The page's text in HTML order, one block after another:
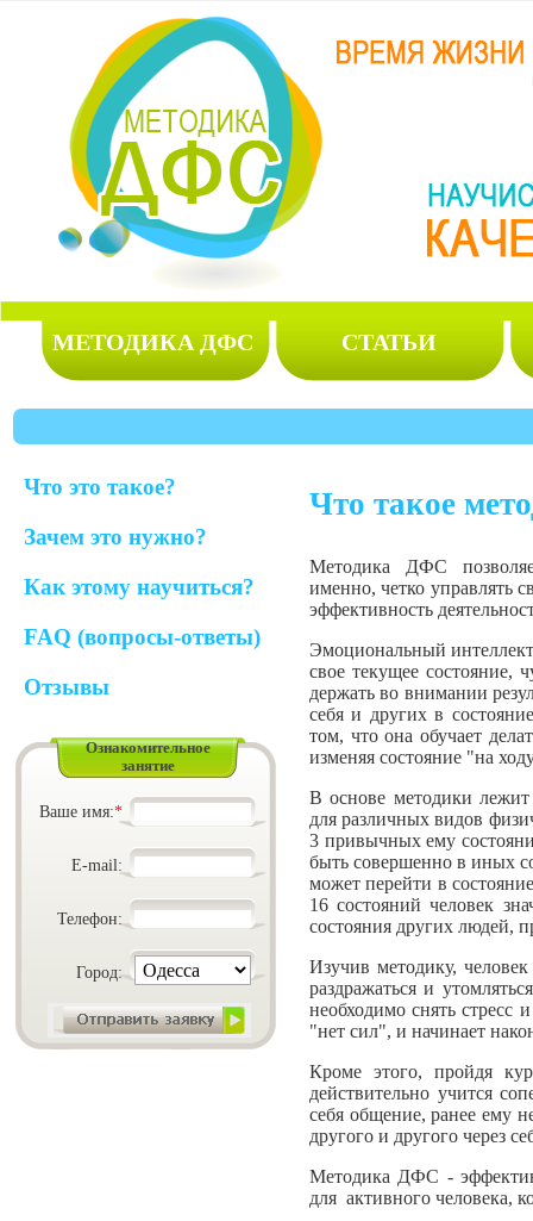
МЕТОДИКА ДФС СТАТЬИ
Что это такое?
Зачем это нужно?
Как этому научиться?
FAQ (вопросы-ответы)
Отзывы
Ознакомительное
занятие
Ваше имя:*
E-mail:
Телефон:
Город:
Что такое
Методика ДФС
именно, четко управлять
эффективность
Эмоциональный
свое текущее состояние,
держать во внимании
себя и других в
том, что она обучает
изменяя состояние "на
В основе методики лежит
для различных видов
3 привычных ему
быть совершенно в иных
может перейти в
16 состояний человек
состояния других людей,
Изучив методику,
раздражаться и
необходимо снять стресс
"нет сил", и начинает
Кроме этого, пройдя
действительно учится
себя общение, ранее ему
другого и другого через
Методика ДФС -
для активного человека,